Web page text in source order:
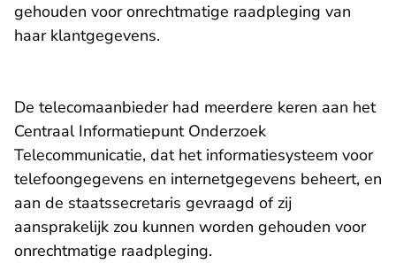
gehouden voor onrechtmatige raadpleging van
haar klantgegevens.
De telecomaanbieder had meerdere keren aan het
Centraal Informatiepunt Onderzoek
Telecommunicatie, dat het informatiesysteem voor
telefoongegevens en internetgegevens beheert, en
aan de staatssecretaris gevraagd of zij
aansprakelijk zou kunnen worden gehouden voor
onrechtmatige raadpleging.